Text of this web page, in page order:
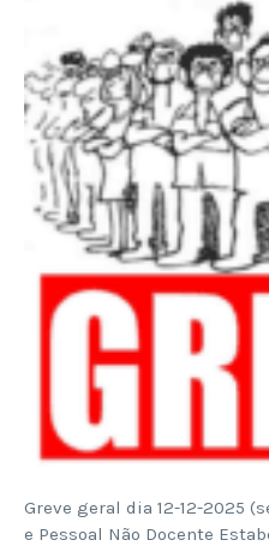
Greve geral dia 12-12-2025
e Pessoal Não Docente